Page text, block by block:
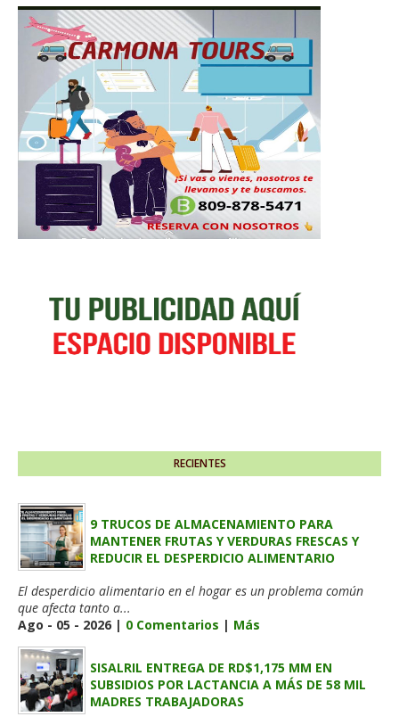
RECIENTES
9 TRUCOS DE ALMACENAMIENTO PARA
MANTENER FRUTAS Y VERDURAS FRESCAS Y
REDUCIR EL DESPERDICIO ALIMENTARIO
El desperdicio alimentario en el hogar es un problema común
que afecta tanto a...
Ago - 05 - 2026 | 0 Comentarios | Más
SISALRIL ENTREGA DE RD$1,175 MM EN
SUBSIDIOS POR LACTANCIA A MÁS DE 58 MIL
MADRES TRABAJADORAS